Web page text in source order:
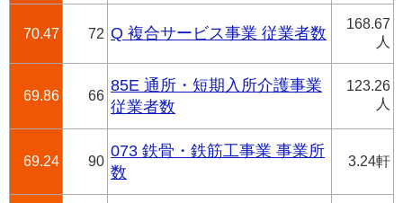
70.47 72 Q 複合サービス事業 従業者数
168.67
人
69.86 66
85E 通所・短期入所介護事業
従業者数
123.26
人
69.24 90
073 鉄骨・鉄筋工事業 事業所
数
3.24軒